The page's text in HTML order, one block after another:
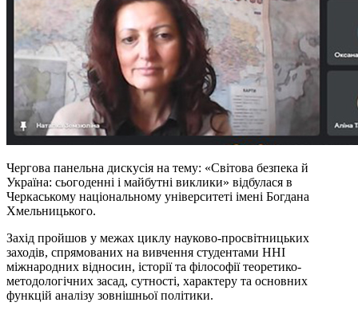
Чергова панельна дискусія на тему: «Світова безпека й
Україна: сьогоденні і майбутні виклики» відбулася в
Черкаському національному університеті імені Богдана
Хмельницького.
Захід пройшов у межах циклу науково-просвітницьких
заходів, спрямованих на вивчення студентами ННІ
міжнародних відносин, історії та філософії теоретико-
методологічних засад, сутності, характеру та основних
функцій аналізу зовнішньої політики.